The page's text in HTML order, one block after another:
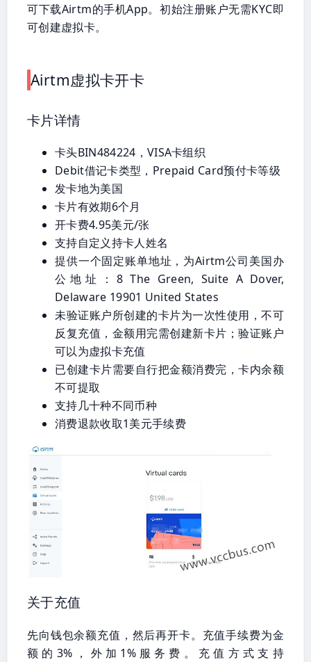
可下载Airtm的手机App。初始注册账户无需KYC即
可创建虚拟卡。
Airtm虚拟卡开卡
卡片详情
卡头BIN484224，VISA卡组织
Debit借记卡类型，Prepaid Card预付卡等级
发卡地为美国
卡片有效期6个月
开卡费4.95美元/张
支持自定义持卡人姓名
提供一个固定账单地址，为Airtm公司美国办
公地址：8 The Green, Suite A Dover,
Delaware 19901 United States
未验证账户所创建的卡片为一次性使用，不可
反复充值，金额用完需创建新卡片；验证账户
可以为虚拟卡充值
已创建卡片需要自行把金额消费完，卡内余额
不可提取
支持几十种不同币种
消费退款收取1美元手续费
关于充值
先向钱包余额充值，然后再开卡。充值手续费为金
额的3%，外加1%服务费。充值方式支持